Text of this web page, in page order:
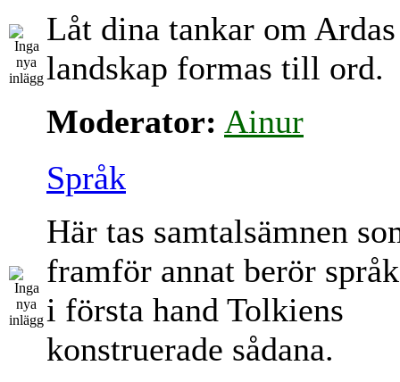
Låt dina tankar om Ardas
landskap formas till ord.
Moderator: Ainur
Språk
Här tas samtalsämnen
framför annat berör
i första hand Tolkiens
konstruerade sådana.